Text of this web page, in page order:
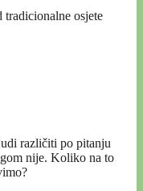
osjete
različiti po pitanju
nije. Koliko na to